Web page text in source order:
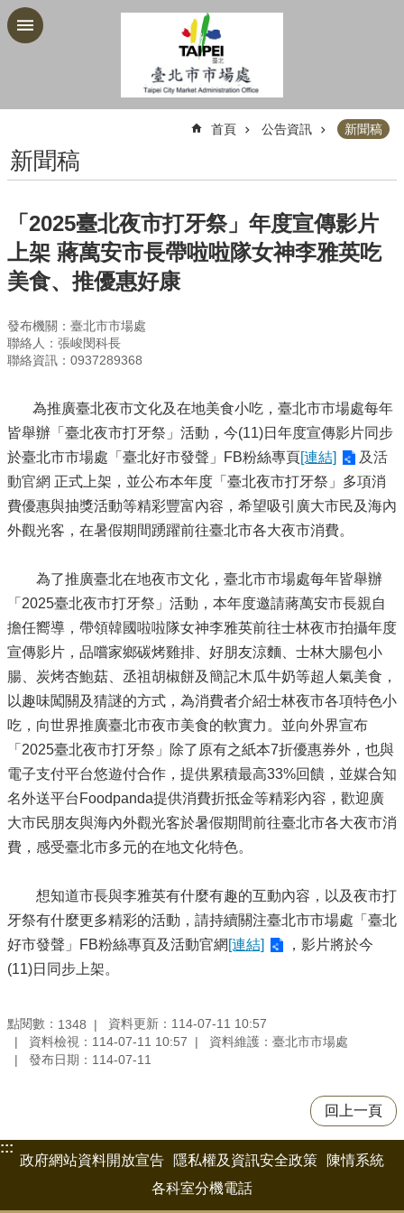
跳到主要內容區塊
首頁 公告資訊 新聞稿
新聞稿
「2025臺北夜市打牙祭」年度宣傳影片
上架 蔣萬安市長帶啦啦隊女神李雅英吃
美食、推優惠好康
發布機關：臺北市市場處
聯絡人：張峻閔科長
聯絡資訊：0937289368
為推廣臺北夜市文化及在地美食小吃，臺北市市場處每年
皆舉辦「臺北夜市打牙祭」活動，今(11)日年度宣傳影片同步
於臺北市市場處「臺北好市發聲」FB粉絲專頁[連結]
及活
動官網 正式上架，並公布本年度「臺北夜市打牙祭」多項消
費優惠與抽獎活動等精彩豐富內容，希望吸引廣大市民及海內
外觀光客，在暑假期間踴躍前往臺北市各大夜市消費。
為了推廣臺北在地夜市文化，臺北市市場處每年皆舉辦
「2025臺北夜市打牙祭」活動，本年度邀請蔣萬安市長親自
擔任嚮導，帶領韓國啦啦隊女神李雅英前往士林夜市拍攝年度
宣傳影片，品嚐家鄉碳烤雞排、好朋友涼麵、士林大腸包小
腸、炭烤杏鮑菇、丞祖胡椒餅及簡記木瓜牛奶等超人氣美食，
以趣味闖關及猜謎的方式，為消費者介紹士林夜市各項特色小
吃，向世界推廣臺北市夜市美食的軟實力。並向外界宣布
「2025臺北夜市打牙祭」除了原有之紙本7折優惠券外，也與
電子支付平台悠遊付合作，提供累積最高33%回饋，並媒合知
名外送平台Foodpanda提供消費折抵金等精彩內容，歡迎廣
大市民朋友與海內外觀光客於暑假期間前往臺北市各大夜市消
費，感受臺北市多元的在地文化特色。
想知道市長與李雅英有什麼有趣的互動內容，以及夜市打
牙祭有什麼更多精彩的活動，請持續關注臺北市市場處「臺北
好市發聲」FB粉絲專頁及活動官網 [連結]
，影片將於今
(11)日同步上架。
點閱數： 1348
資料更新：114-07-11 10:57
資料檢視：114-07-11 10:57
資料維護：臺北市市場處
發布日期：114-07-11
回上一頁
:::
政府網站資料開放宣告
隱私權及資訊安全政策
陳情系統
各科室分機電話